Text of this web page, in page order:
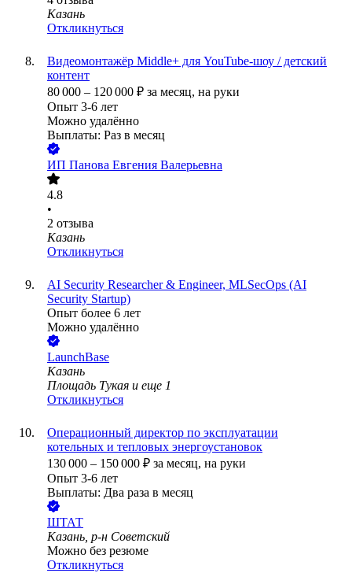
Казань
Откликнуться
Видеомонтажёр Middle+ для YouTube-шоу / детский
контент
80 000 – 120 000 ₽ за месяц, на руки
Опыт 3-6 лет
Можно удалённо
Выплаты: Раз в месяц
ИП Панова Евгения Валерьевна
4.8
•
2 отзыва
Казань
Откликнуться
AI Security Researcher & Engineer, MLSecOps (AI
Security Startup)
Опыт более 6 лет
Можно удалённо
LaunchBase
Казань
Площадь Тукая и еще 1
Откликнуться
Операционный директор по эксплуатации
котельных и тепловых энергоустановок
130 000 – 150 000 ₽ за месяц, на руки
Опыт 3-6 лет
Выплаты: Два раза в месяц
ШТАТ
Казань, р-н Советский
Можно без резюме
Откликнуться